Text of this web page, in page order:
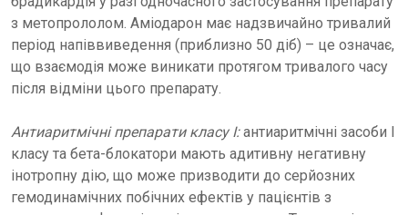
з метопрололом. Аміодарон має надзвичайно тривалий
період напіввиведення (приблизно 50 діб) – це означає,
що взаємодія може виникати протягом тривалого часу
після відміни цього препарату.
Антиаритмічні препарати класу I:антиаритмічні засоби I
класу та бета-блокатори мають адитивну негативну
інотропну дію, що може призводити до серйозних
гемодинамічних побічних ефектів у пацієнтів з